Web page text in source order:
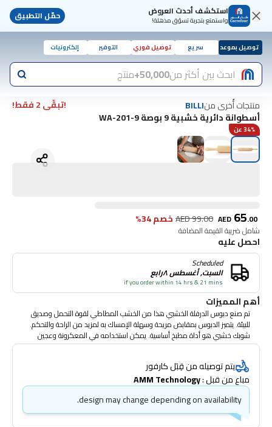
استكشف أحدث العروض
واستمتع بتجربة تسوّق مذهلة! حمّل التطبيق
توصيل بموعد سريع توصيل فوري التوفير إلكترونيات
ابحث بين أكثر من50,000+ منتج
منتجات أُخرى منBILLI
!تبقّى 2 فقط!
أسطوانة دائرية خشبية 9 بوصة WA-201-9
34% عن
AED 65.00
AED99.00 خصم 34%
شامل ضريبة القيمة المضافة
احصل عليه
Scheduled
السبت, أغسطس ٨رابع
if you order within 14 hrs & 21 mins
أهم المميزات
تم صنع دبوس الدرفلة الخشبي هذا من الخشب المطاطي لقوة التحمل وصديق
للبيئة. يتميز الدبوس بمقابض مريحة وسهلة الإمساك به لمزيد من الراحة والتحكم.
شوبك خشبي هو أداة مطبخ أساسية. يمكن استخدامه في المعكرونة وعجين
الكعك والمعجنات والمخبوزات والبيتزا والفوندان والشاباتي وأكثر من ذلك بكثير!
يغسل يدوياً بالماء الدافئ والصابون ويجفف على الفور. صنع في تايلاند. الأبعاد:
شوبك: 23 سم الطول الكلي: 5.5 × 42 سميتم توصيله من قِبَل كارفور
مباع من قبل : AMM Technology
design may change depending on availability.